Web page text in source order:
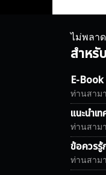
ไม่พลา
สำหรั
E-Book
ท่านสาม
แนะนำเ
ท่านสาม
ข้อควรรู้
ท่านสาม